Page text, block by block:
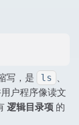
写，是 ls 、
户程序像读文
逻辑目录项 的